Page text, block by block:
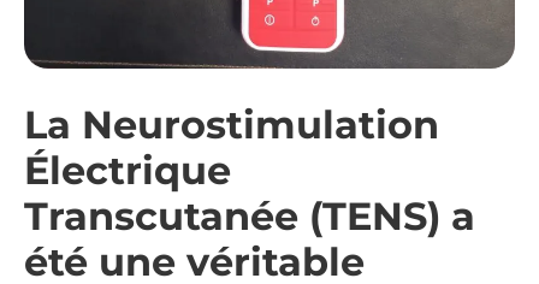
La Neurostimulation
Électrique
Transcutanée (TENS) a
été une véritable